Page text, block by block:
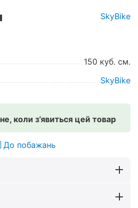
SkyBike
150 куб. см.
SkyBike
коли з’явиться цей товар
До побажань